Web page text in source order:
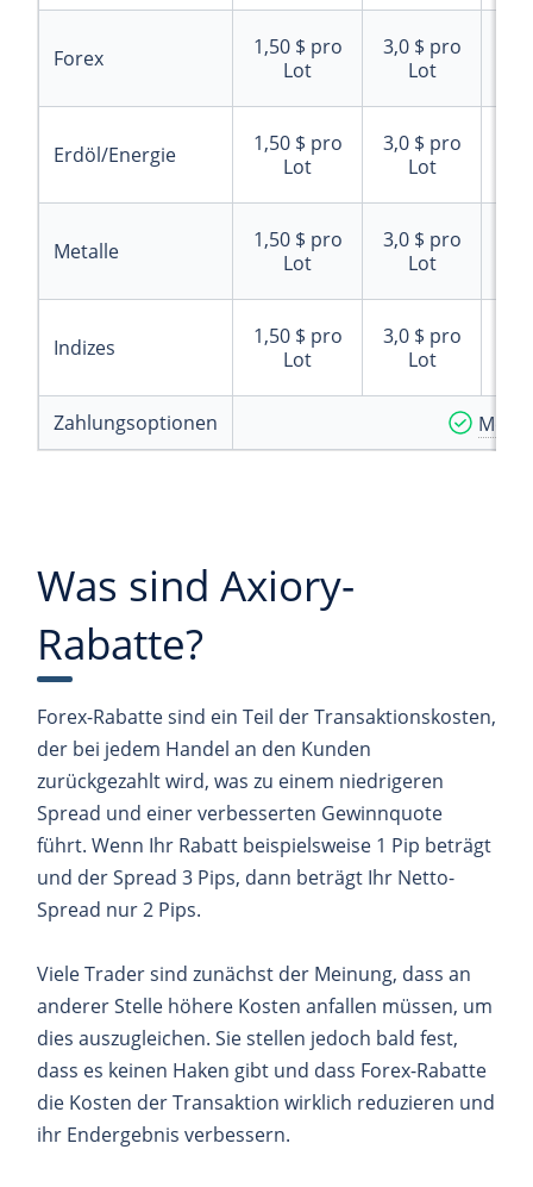
Forex 1,50 $ pro
Lot
3,0 $ pro
Lot
Erdöl/Energie 1,50 $ pro
Lot
3,0 $ pro
Lot
Metalle 1,50 $ pro
Lot
3,0 $ pro
Lot
Indizes 1,50 $ pro
Lot
3,0 $ pro
Lot
Zahlungsoptionen
Was sind Axiory-
Rabatte?
Forex-Rabatte sind ein Teil der Transaktionskosten,
der bei jedem Handel an den Kunden
zurückgezahlt wird, was zu einem niedrigeren
Spread und einer verbesserten Gewinnquote
führt. Wenn Ihr Rabatt beispielsweise 1 Pip beträgt
und der Spread 3 Pips, dann beträgt Ihr Netto-
Spread nur 2 Pips.
Viele Trader sind zunächst der Meinung, dass an
anderer Stelle höhere Kosten anfallen müssen, um
dies auszugleichen. Sie stellen jedoch bald fest,
dass es keinen Haken gibt und dass Forex-Rabatte
die Kosten der Transaktion wirklich reduzieren und
ihr Endergebnis verbessern.